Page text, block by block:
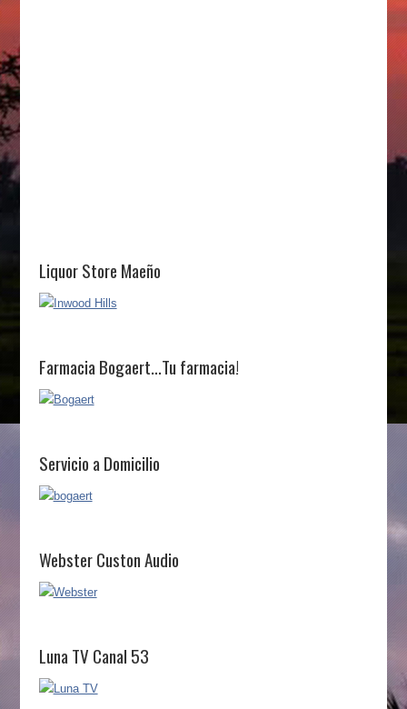
Liquor Store Maeño
Farmacia Bogaert…Tu farmacia!
Servicio a Domicilio
Webster Custon Audio
Luna TV Canal 53